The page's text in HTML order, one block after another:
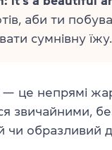
аби ти
сумнівну їжу.
— це непрямі
звичайними,
образливий